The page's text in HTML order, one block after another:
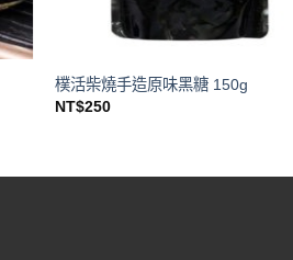
樸活柴燒手造原味黑糖 150g
NT$250